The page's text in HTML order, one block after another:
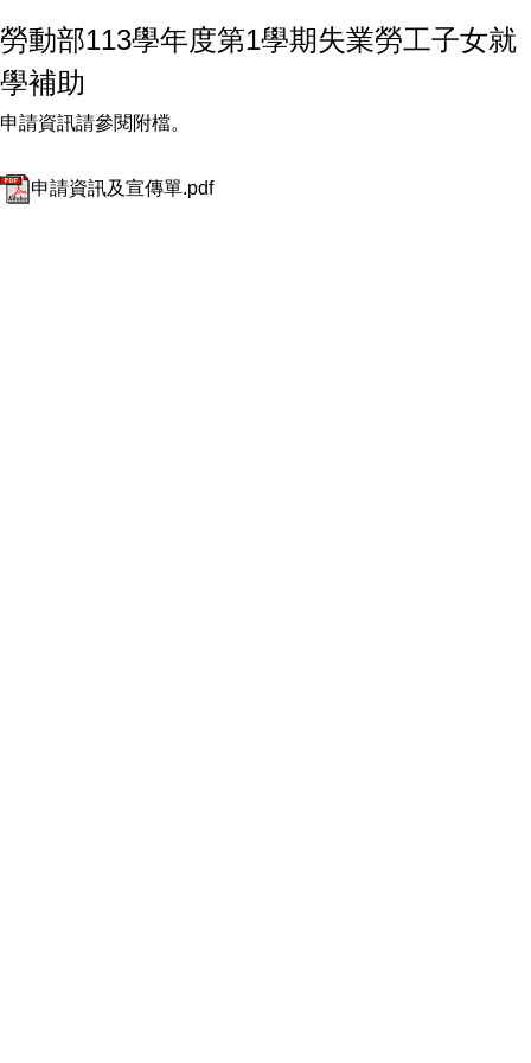
勞動部113學年度第1學期失業勞工子女就
學補助
申請資訊請參閱附檔。
申請資訊及宣傳單.pdf